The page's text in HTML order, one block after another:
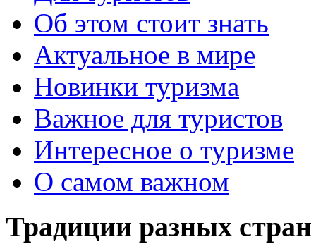
Об этом стоит знать
Актуальное в мире
Новинки туризма
Важное для туристов
Интересное о туризме
О самом важном
Традиции разных стран